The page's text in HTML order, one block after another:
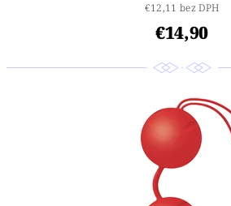
€12,11 bez DPH
€14,90